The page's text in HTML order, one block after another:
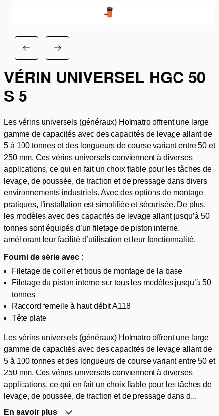
VÉRIN UNIVERSEL HGC 50
S 5
Les vérins universels (généraux) Holmatro offrent une large
gamme de capacités avec des capacités de levage allant de
5 à 100 tonnes et des longueurs de course variant entre 50 et
250 mm. Ces vérins universels conviennent à diverses
applications, ce qui en fait un choix fiable pour les tâches de
levage, de poussée, de traction et de pressage dans divers
environnements industriels. Avec des options de montage
pratiques, l’installation est simplifiée et sécurisée. De plus,
les modèles avec des capacités de levage allant jusqu’à 50
tonnes sont équipés d’un filetage de piston interne,
améliorant leur facilité d’utilisation et leur fonctionnalité.
Fourni de série avec :
Filetage de collier et trous de montage de la base
Filetage du piston interne sur tous les modèles jusqu’à 50
tonnes
Raccord femelle à haut débit A118
Tête plate
Les vérins universels (généraux) Holmatro offrent une large
gamme de capacités avec des capacités de levage allant de
5 à 100 tonnes et des longueurs de course variant entre 50 et
250 mm. Ces vérins universels conviennent à diverses
applications, ce qui en fait un choix fiable pour les tâches de
levage, de poussée, de traction et de pressage dans d...
En savoir plus